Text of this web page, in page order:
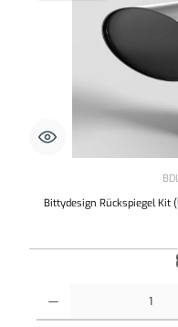
Bittydesign Rückspiegel Kit